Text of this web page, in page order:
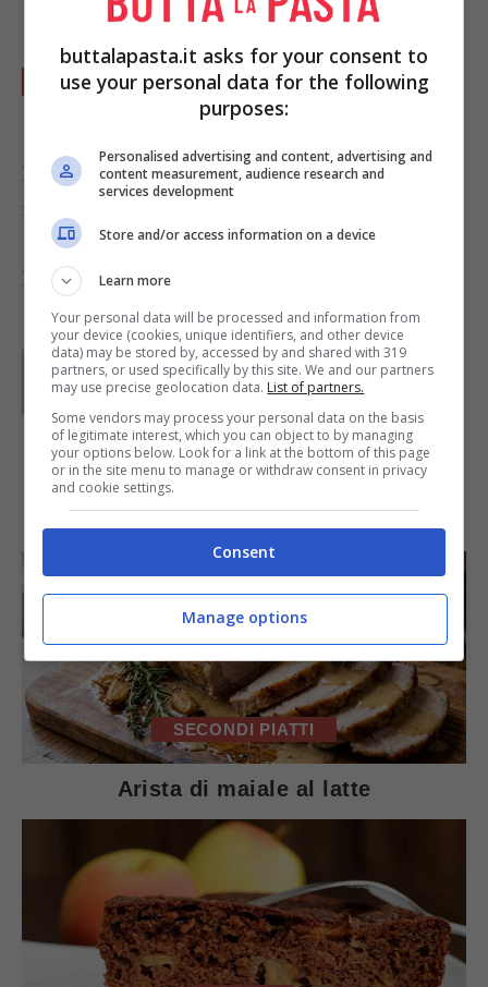
riempirli con un cucchiaino.
Mescolate al pesto la panna e versate questa
salsa sui bignè ripieni.
Potete farcire i bigné in altri modi salati, con
formaggio oppure con gamberetti e salsa cocktail.
Foto di Calgary Reviews
Parole diKati Irrente
Giornalista poliedrica scrivo per il web dal 2008. Sono
appassionata del vivere green e della buona cucina,
divido il tempo libero tra musica, cinema e fumetti
d’autore.
IN PRIMO PIANO
SECONDI PIATTI
Arista di maiale al latte
buttalapasta.it asks for your consent to
use your personal data for the following
purposes:
Personalised advertising and content, advertising and
content measurement, audience research and
services development
Store and/or access information on a device
Learn more
Your personal data will be processed and information from
your device (cookies, unique identifiers, and other device
data) may be stored by, accessed by and shared with 319
partners, or used specifically by this site. We and our partners
may use precise geolocation data. List of partners.
Some vendors may process your personal data on the basis
of legitimate interest, which you can object to by managing
your options below. Look for a link at the bottom of this page
or in the site menu to manage or withdraw consent in privacy
and cookie settings.
Consent
Manage options